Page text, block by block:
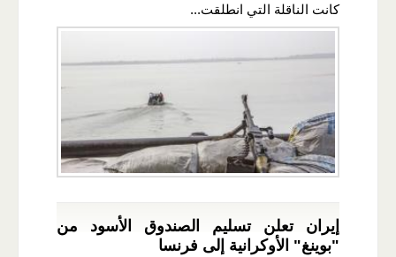
كانت الناقلة التي انطلقت...
إيران تعلن تسليم الصندوق الأسود من
"بوينغ" الأوكرانية إلى فرنسا